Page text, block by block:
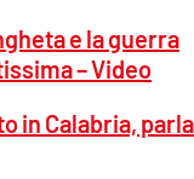
e la guerra
– Video
in Calabria, parla